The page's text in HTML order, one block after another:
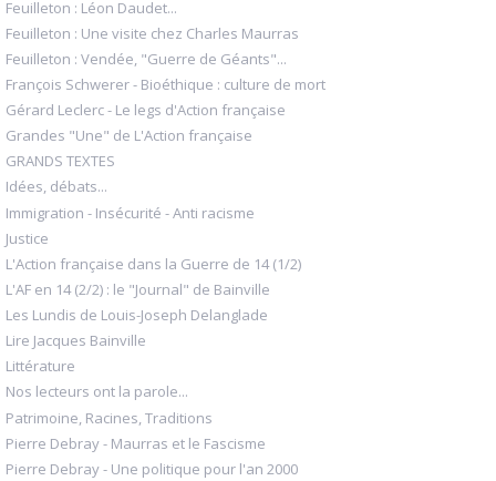
Feuilleton : Léon Daudet...
Feuilleton : Une visite chez Charles Maurras
Feuilleton : Vendée, "Guerre de Géants"...
François Schwerer - Bioéthique : culture de mort
Gérard Leclerc - Le legs d'Action française
Grandes "Une" de L'Action française
GRANDS TEXTES
Idées, débats...
Immigration - Insécurité - Anti racisme
Justice
L'Action française dans la Guerre de 14 (1/2)
L'AF en 14 (2/2) : le "Journal" de Bainville
Les Lundis de Louis-Joseph Delanglade
Lire Jacques Bainville
Littérature
Nos lecteurs ont la parole...
Patrimoine, Racines, Traditions
Pierre Debray - Maurras et le Fascisme
Pierre Debray - Une politique pour l'an 2000